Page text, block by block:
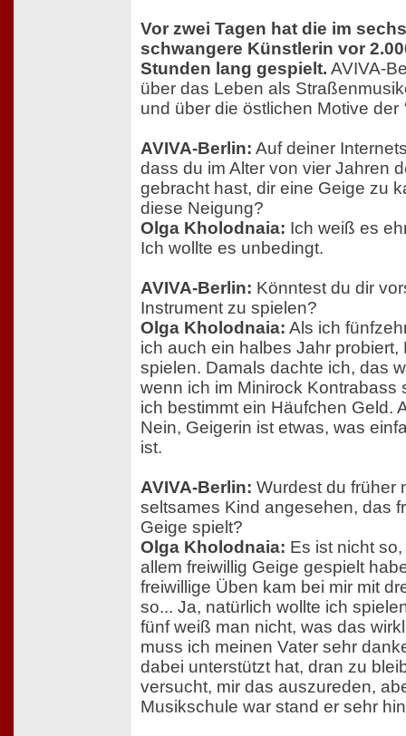
Vor zwei Tagen hat die im
schwangere Künstlerin vor
Stunden lang gespielt. AVIVA-
über das Leben als
und über die östlichen Motive der
AVIVA-Berlin: Auf deiner
dass du im Alter von vier Jahren
gebracht hast, dir eine Geige zu
diese Neigung?
Olga Kholodnaia: Ich weiß es
Ich wollte es unbedingt.
AVIVA-Berlin: Könntest du dir
Instrument zu spielen?
Olga Kholodnaia: Als ich
ich auch ein halbes Jahr probiert,
spielen. Damals dachte ich, das
wenn ich im Minirock Kontrabass
ich bestimmt ein Häufchen Geld.
Nein, Geigerin ist etwas, was
ist.
AVIVA-Berlin: Wurdest du früher
seltsames Kind angesehen, das
Geige spielt?
Olga Kholodnaia: Es ist nicht
allem freiwillig Geige gespielt
freiwillige Üben kam bei mir mit
so... Ja, natürlich wollte ich
fünf weiß man nicht, was das
muss ich meinen Vater sehr
dabei unterstützt hat, dran zu
versucht, mir das auszureden,
Musikschule war stand er sehr